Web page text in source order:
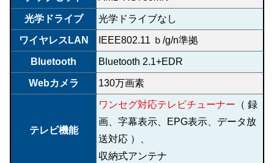
光学ドライブ 光学ドライブなし
ワイヤレスLAN IEEE802.11 ｂ/g/n準拠
Bluetooth Bluetooth 2.1+EDR
Webカメラ 130万画素
テレビ機能
ワンセグ対応テレビチューナー （ 録
画、字幕表示、EPG表示、データ放
送対応 ）、
収納式アンテナ